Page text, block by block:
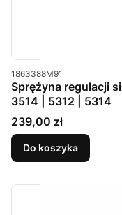
Kod produktu
1863388M91
Sprężyna regulacji
3514 | 5312 | 5314
Cena
239,00 zł
Do koszyka